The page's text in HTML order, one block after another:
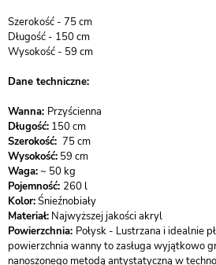
Szerokość - 75 cm
Długość - 150 cm
Wysokość - 59 cm
​Dane techniczne:​
Wanna: Przyścienna
Długość: 150 cm
Szerokość: 75 cm
Wysokość: 59 cm
Waga: ~ 50 kg
Pojemność: 260 l
Kolor:Śnieźnobiały
Materiał: Najwyższej jakości akryl
Powierzchnia: Połysk - Lustrzana i idealnie
powierzchnia wanny to zasługa wyjątkowo
nanoszonego metodą antystatyczną w